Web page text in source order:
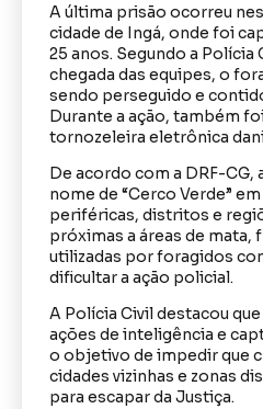
A última prisão ocorreu
cidade de Ingá, onde foi
25 anos. Segundo a Polícia
chegada das equipes, o
sendo perseguido e
Durante a ação, também
tornozeleira eletrônica
De acordo com a DRF-CG,
nome de “Cerco Verde”
periféricas, distritos e
próximas a áreas de mata,
utilizadas por foragidos
dificultar a ação policial.
A Polícia Civil destacou
ações de inteligência e
o objetivo de impedir que
cidades vizinhas e zonas
para escapar da Justiça.